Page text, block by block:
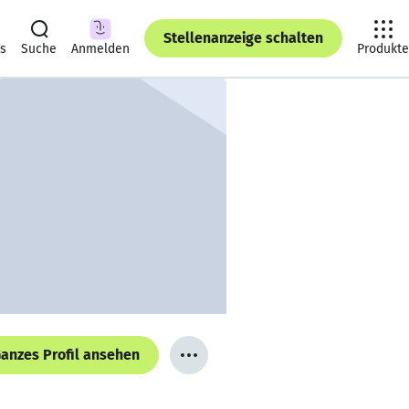
Suche Anmelden
Stellenanzeige schalten
Produkte
Profil ansehen